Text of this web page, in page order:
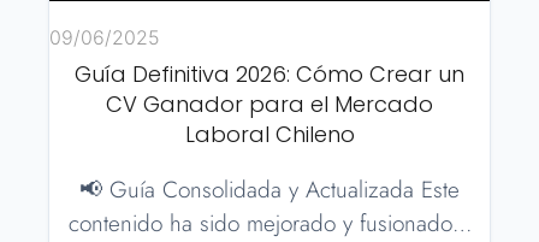
09/06/2025
Guía Definitiva 2026: Cómo Crear un
CV Ganador para el Mercado
Laboral Chileno
📢 Guía Consolidada y Actualizada Este
contenido ha sido mejorado y fusionado…